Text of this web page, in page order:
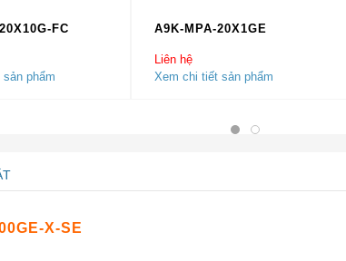
FC
phẩm
A9K-MPA-20X1GE
Liên hệ
Xem chi tiết sản phẩm
X-SE